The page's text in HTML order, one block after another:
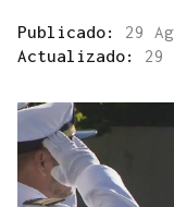
Publicado: 29
Actualizado: 29